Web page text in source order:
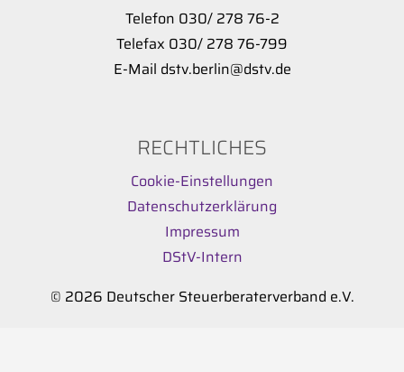
Telefon 030/ 278 76-2
Telefax 030/ 278 76-799
E-Mail dstv.berlin@dstv.de
RECHTLICHES
Cookie-Einstellungen
Datenschutzerklärung
Impressum
DStV-Intern
© 2026 Deutscher Steuerberaterverband e.V.